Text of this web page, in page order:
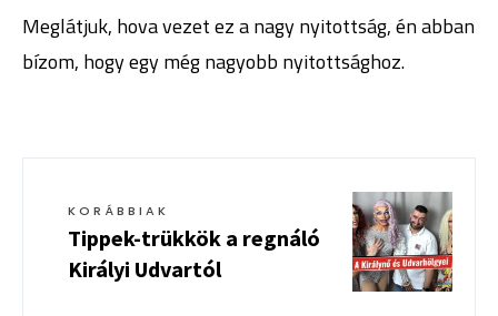
Meglátjuk, hova vezet ez a nagy nyitottság, én abban
bízom, hogy egy még nagyobb nyitottsághoz.
KORÁBBIAK
Tippek-trükkök a regnáló
Királyi Udvartól